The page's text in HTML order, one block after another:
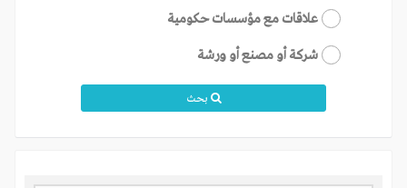
علاقات مع مؤسسات حكومية
شركة أو مصنع أو ورشة